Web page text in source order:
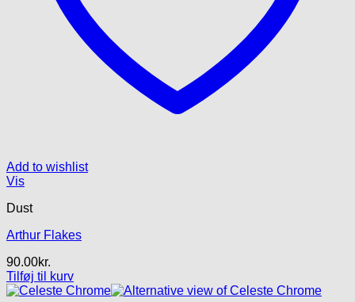
Add to wishlist
Vis
Dust
Arthur Flakes
90.00kr.
Tilføj til kurv